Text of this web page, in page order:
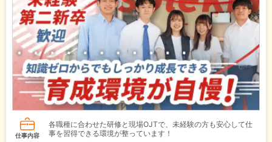
仕事内容
各職種に合わせた研修と現場OJTで、未経験の方も安心して仕
事を習得できる環境が整っています！